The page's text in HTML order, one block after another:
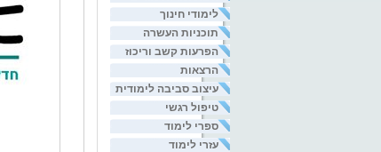
לימודי חינוך
תוכניות העשרה
הפרעות קשב וריכוז
הרצאות
עיצוב סביבה לימודית
טיפול רגשי
ספרי לימוד
עזרי לימוד